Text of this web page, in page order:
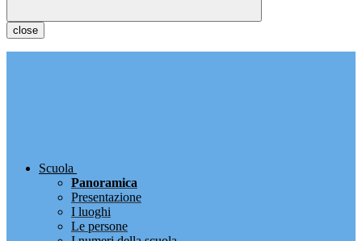
close
Scuola
Panoramica
Presentazione
I luoghi
Le persone